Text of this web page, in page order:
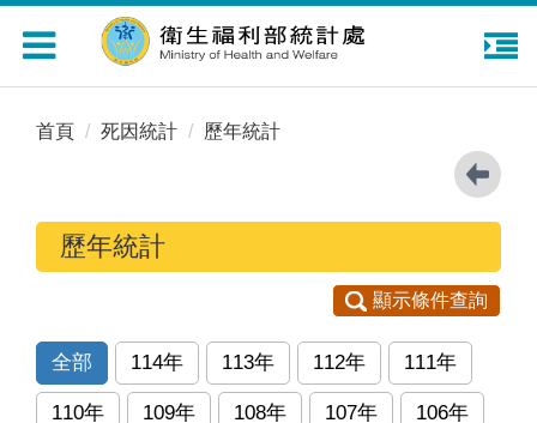
Toggle
navigation
首頁 死因統計 歷年統計
歷年統計
顯示條件查詢
全部 114年 113年 112年 111年
110年 109年 108年 107年 106年